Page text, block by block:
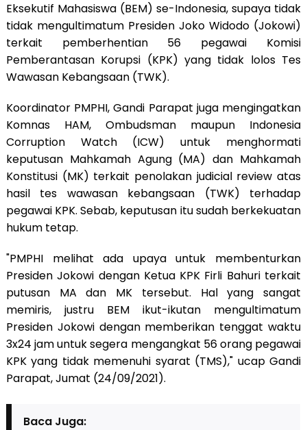
Eksekutif Mahasiswa (BEM) se-Indonesia, supaya tidak
tidak mengultimatum Presiden Joko Widodo (Jokowi)
terkait pemberhentian 56 pegawai Komisi
Pemberantasan Korupsi (KPK) yang tidak lolos Tes
Wawasan Kebangsaan (TWK).
Koordinator PMPHI, Gandi Parapat juga mengingatkan
Komnas HAM, Ombudsman maupun Indonesia
Corruption Watch (ICW) untuk menghormati
keputusan Mahkamah Agung (MA) dan Mahkamah
Konstitusi (MK) terkait penolakan judicial review atas
hasil tes wawasan kebangsaan (TWK) terhadap
pegawai KPK. Sebab, keputusan itu sudah berkekuatan
hukum tetap.
"PMPHI melihat ada upaya untuk membenturkan
Presiden Jokowi dengan Ketua KPK Firli Bahuri terkait
putusan MA dan MK tersebut. Hal yang sangat
memiris, justru BEM ikut-ikutan mengultimatum
Presiden Jokowi dengan memberikan tenggat waktu
3x24 jam untuk segera mengangkat 56 orang pegawai
KPK yang tidak memenuhi syarat (TMS)," ucap Gandi
Parapat, Jumat (24/09/2021).
Baca Juga: